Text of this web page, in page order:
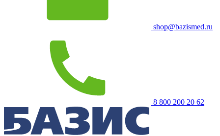
shop@bazismed.ru
8 800 200 20 62